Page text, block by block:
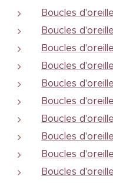
Boucles
Boucles
Boucles
Boucles
Boucles
Boucles
Boucles
Boucles
Boucles
Boucles